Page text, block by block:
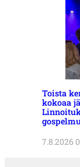
Toista
kokoaa
7.8.2026